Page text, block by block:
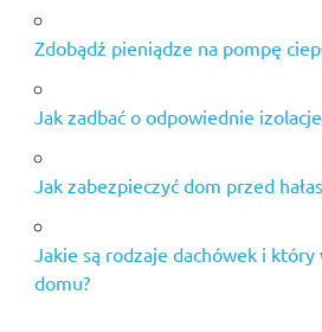
Zdobądź pieniądze na pompę
Jak zadbać o odpowiednie
Jak zabezpieczyć dom przed
Jakie są rodzaje dachówek i
domu?